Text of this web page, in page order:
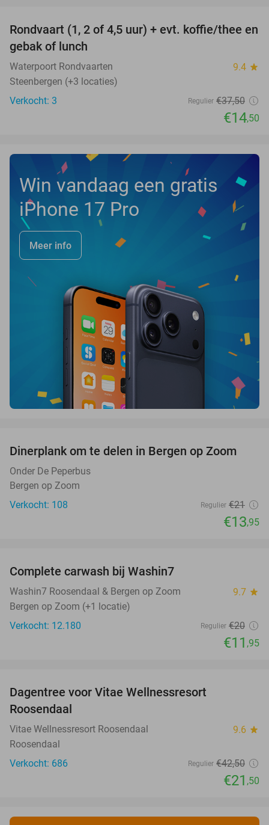
61%
TODAY
Rondvaart (1, 2 of 4,5 uur) + evt. koffie/thee en
gebak of lunch
Waterpoort Rondvaarten 9.4 star
Steenbergen (+3 locaties)
Verkocht: 3
Regulier €37,50
€14,50
Win vandaag een gratis
iPhone 17 Pro
Meer info
34%
Dinerplank om te delen in Bergen op Zoom
Onder De Peperbus
Bergen op Zoom
Verkocht: 108
Regulier €21
€13,95
Complete carwash bij Washin7
Washin7 Roosendaal & Bergen op Zoom 9.7 star
Bergen op Zoom (+1 locatie)
Verkocht: 12.180
Regulier €20
€11 ,95
Dagentree voor Vitae Wellnessresort
Roosendaal
Vitae Wellnessresort Roosendaal 9.6 star
Roosendaal
Verkocht: 686
Regulier €42,50
€21 ,50